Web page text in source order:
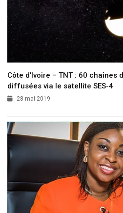
Côte d’Ivoire – TNT : 60 chaînes
diffusées via le satellite SES-4
28 mai 2019